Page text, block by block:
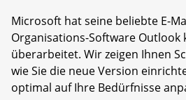
Microsoft hat seine beliebte E-
Organisations-Software Outlook
überarbeitet. Wir zeigen Ihnen
wie Sie die neue Version
optimal auf Ihre Bedürfnisse